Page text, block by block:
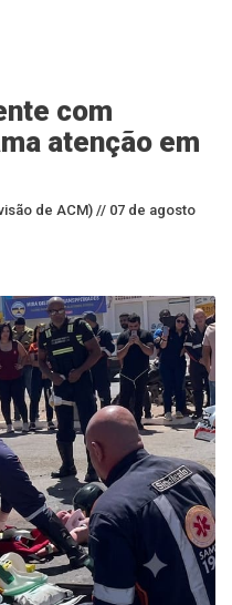
com
atenção em
de ACM) // 07 de agosto